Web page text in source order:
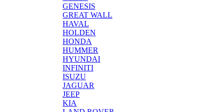
GENESIS
GREAT WALL
HAVAL
HOLDEN
HONDA
HUMMER
HYUNDAI
INFINITI
ISUZU
JAGUAR
JEEP
KIA